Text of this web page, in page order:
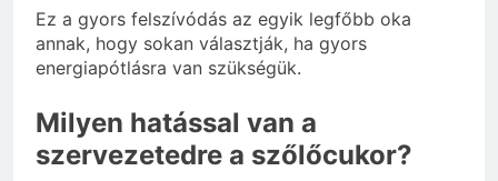
Ez a gyors felszívódás az egyik legfőbb oka
annak, hogy sokan választják, ha gyors
energiapótlásra van szükségük.
Milyen hatással van a
szervezetedre a szőlőcukor?